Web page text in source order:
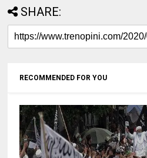
SHARE:
RECOMMENDED FOR YOU